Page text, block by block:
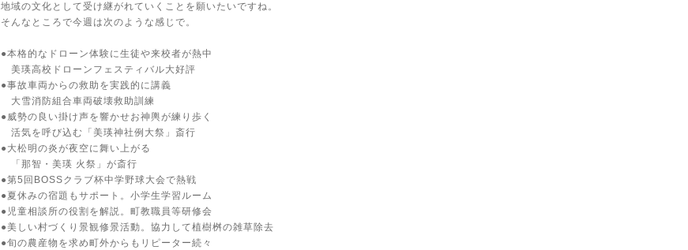
地域の文化として受け継がれていくことを願いたいですね。
そんなところで今週は次のような感じで。
●本格的なドローン体験に生徒や来校者が熱中
美瑛高校ドローンフェスティバル大好評
●事故車両からの救助を実践的に講義
大雪消防組合車両破壊救助訓練
●威勢の良い掛け声を響かせお神輿が練り歩く
活気を呼び込む「美瑛神社例大祭」斎行
●大松明の炎が夜空に舞い上がる
「那智・美瑛 火祭」が斎行
●第5回BOSSクラブ杯中学野球大会で熱戦
●夏休みの宿題もサポート。小学生学習ルーム
●児童相談所の役割を解説。町教職員等研修会
●美しい村づくり景観修景活動。協力して植樹桝の雑草除去
●旬の農産物を求め町外からもリピーター続々